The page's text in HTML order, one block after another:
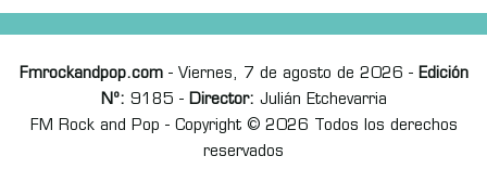
Fmrockandpop.com- Viernes, 7 de agosto de 2026 - Edición
Nº: 9185 - Director: Julián Etchevarria
FM Rock and Pop - Copyright © 2026 Todos los derechos
reservados